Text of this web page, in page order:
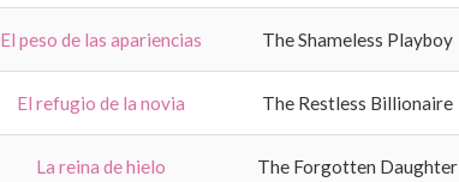
El peso de las apariencias The Shameless Playboy
El refugio de la novia The Restless Billionaire
La reina de hielo The Forgotten Daughter